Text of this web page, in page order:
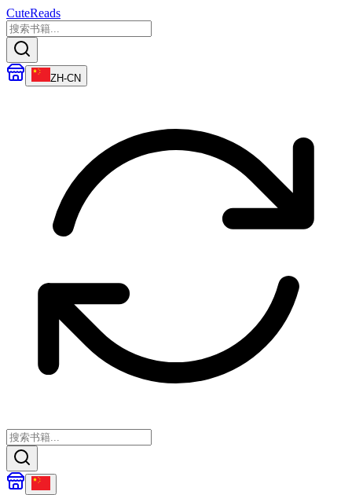
CuteReads
ZH-CN